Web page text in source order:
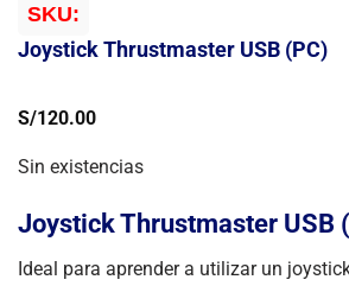
SKU:
Joystick Thrustmaster USB (PC)
S/120.00
Sin existencias
Joystick Thrustmaster USB
Ideal para aprender a utilizar un